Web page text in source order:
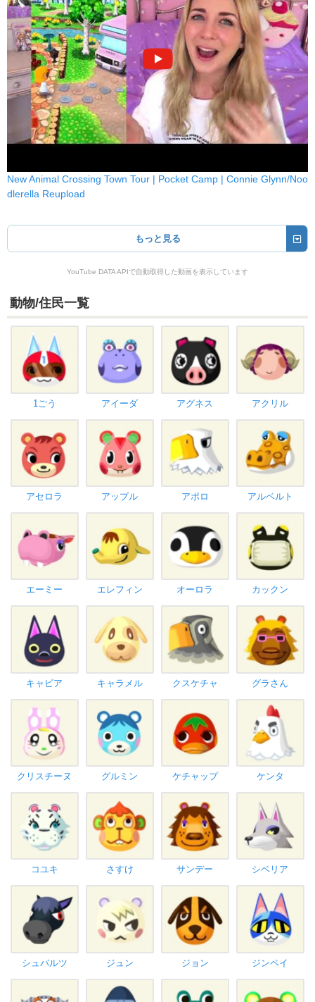
New Animal Crossing Town Tour | Pocket Camp | Connie Glynn/Noo
dlerella Reupload
もっと見る
YouTube DATA APIで自動取得した動画を表示しています
動物/住民一覧
1ごう アイーダ アグネス アクリル
アセロラ アップル アポロ アルベルト
エーミー エレフィン オーロラ カックン
キャビア キャラメル クスケチャ グラさん
クリスチーヌ グルミン ケチャップ ケンタ
コユキ さすけ サンデー シベリア
シュバルツ ジュン ジョン ジンペイ